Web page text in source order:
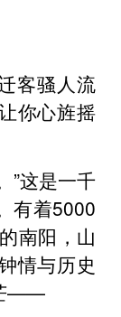
客骚人流
你心旌摇
”这是一千
有着5000
南阳，山
情与历史
——